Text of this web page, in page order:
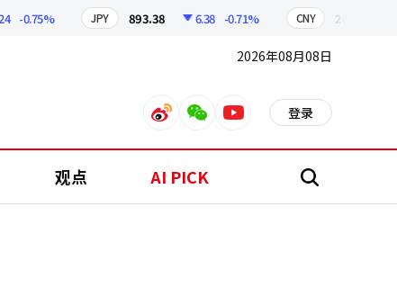
-0.75% JPY 893.38 6.38 -0.71% CNY 209.17
2026年08月08日
weiboweixinyoutube 登录
观点 AI PICK 搜